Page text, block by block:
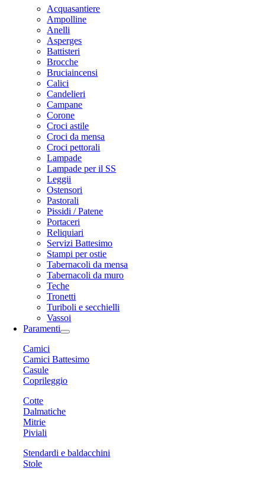
Acquasantiere
Ampolline
Anelli
Asperges
Battisteri
Brocche
Bruciaincensi
Calici
Candelieri
Campane
Corone
Croci astile
Croci da mensa
Croci pettorali
Lampade
Lampade per il SS
Leggii
Ostensori
Pastorali
Pissidi / Patene
Portaceri
Reliquiari
Servizi Battesimo
Stampi per ostie
Tabernacoli da mensa
Tabernacoli da muro
Teche
Tronetti
Turiboli e secchielli
Vassoi
Paramenti
Camici
Camici Battesimo
Casule
Coprileggio
Cotte
Dalmatiche
Mitrie
Piviali
Stendardi e baldacchini
Stole